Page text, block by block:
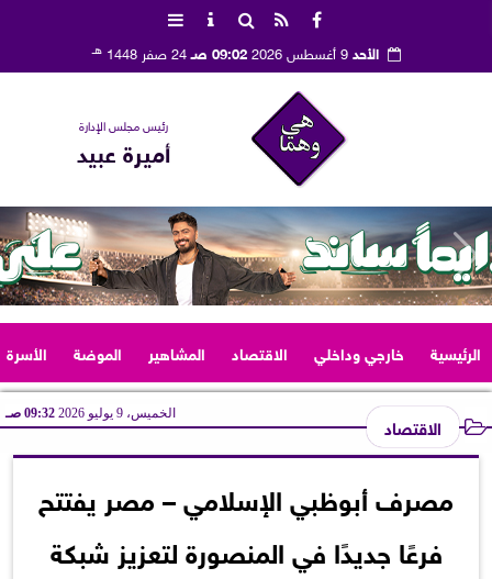
الأحد9 أغسطس 2026 09:02 صـ 24 صفر 1448 هـ
رئيس مجلس الإدارة
أميرة عبيد
الرئيسية خارجي وداخلي الاقتصاد المشاهير الموضة الأسرة
الاقتصاد الخميس، 9 يوليو 2026 09:32 صـ
مصرف أبوظبي الإسلامي – مصر يفتتح
فرعًا جديدًا في المنصورة لتعزيز شبكة